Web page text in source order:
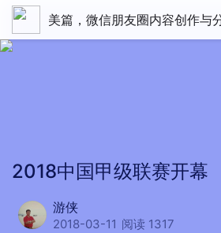
美篇，微信朋友圈内容创作与
2018中国甲级联赛开幕
游侠
2018-03-11 阅读 1317
孩|http://imgcache.qq.com/music/photo/